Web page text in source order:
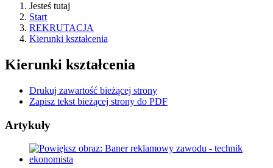
Jesteś tutaj
Start
REKRUTACJA
Kierunki kształcenia
Kierunki kształcenia
Drukuj zawartość bieżącej strony
Zapisz tekst bieżącej strony do PDF
Artykuły